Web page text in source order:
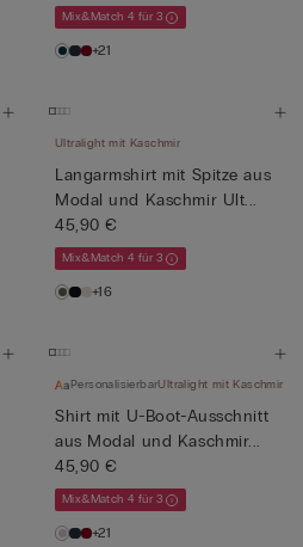
Mix&Match 4 für 3
+21
Ultralight mit Kaschmir
Langarmshirt mit Spitze aus
Modal und Kaschmir Ult...
45,90 €
Mix&Match 4 für 3
+16
PersonalisierbarUltralight mit Kaschmir
Shirt mit U-Boot-Ausschnitt
aus Modal und Kaschmir...
45,90 €
Mix&Match 4 für 3
+21